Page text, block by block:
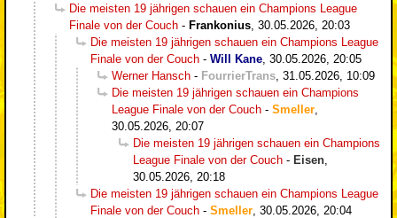
Die meisten 19 jährigen schauen ein Champions League
Finale von der Couch - Frankonius 30.05.2026, 20:03
Die meisten 19 jährigen schauen ein Champions League
Finale von der Couch - Will Kane 30.05.2026, 20:05
Werner Hansch - FourrierTrans 31.05.2026, 10:09
Die meisten 19 jährigen schauen ein Champions
League Finale von der Couch - Smeller
30.05.2026, 20:07
Die meisten 19 jährigen schauen ein Champions
League Finale von der Couch - Eisen
30.05.2026, 20:18
Die meisten 19 jährigen schauen ein Champions League
Finale von der Couch - Smeller 30.05.2026, 20:04